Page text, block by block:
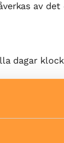
av
dagar
11-17,